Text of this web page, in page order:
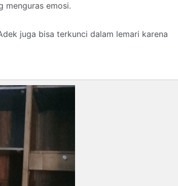
menguras emosi.
juga bisa terkunci dalam lemari karena